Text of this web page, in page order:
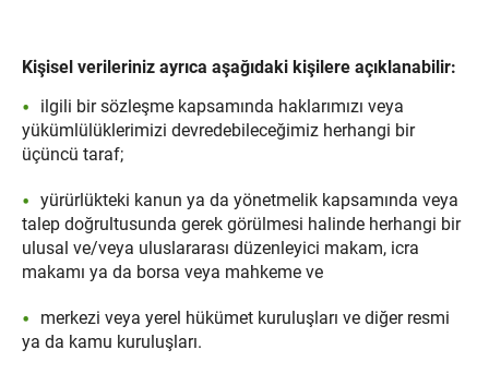
Kişisel verileriniz ayrıca aşağıdaki kişilere açıklanabilir:
ilgili bir sözleşme kapsamında haklarımızı veya
yükümlülüklerimizi devredebileceğimiz herhangi bir
üçüncü taraf;
yürürlükteki kanun ya da yönetmelik kapsamında veya
talep doğrultusunda gerek görülmesi halinde herhangi bir
ulusal ve/veya uluslararası düzenleyici makam, icra
makamı ya da borsa veya mahkeme ve
merkezi veya yerel hükümet kuruluşları ve diğer resmi
ya da kamu kuruluşları.